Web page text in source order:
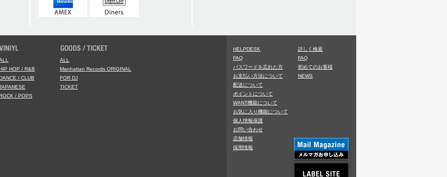
HOP / R&B
/ CLUB
/ POPS
ALL
Manhattan Records ORIGINAL
FOR DJ
TICKET
HELPDESK
FAQ
パスワードを忘れた方
お支払い方法について
配送について
ポイントについて
WANT機能について
お気に入り機能について
個人情報保護
お問い合わせ
店舗情報
採用情報
詳しく検索
FAQ
初めてのお客様
NEWS